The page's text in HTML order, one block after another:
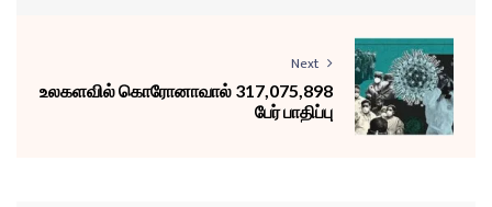
Next
உலகளவில் கொரோனாவால் 317,075,898
பேர் பாதிப்பு